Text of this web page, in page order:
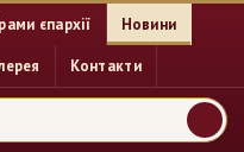
єпархії Новини
Контакти